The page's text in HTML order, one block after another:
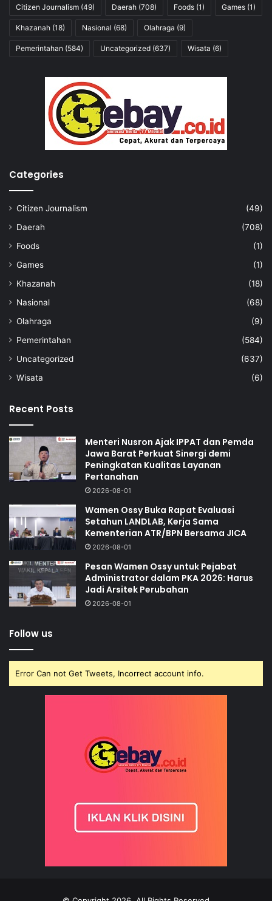
Citizen Journalism (49) Daerah (708) Foods (1) Games (1)
Khazanah (18) Nasional (68) Olahraga (9)
Pemerintahan (584) Uncategorized (637) Wisata (6)
Categories
Citizen Journalism
(49)
Daerah
(708)
Foods
(1)
Games
(1)
Khazanah
(18)
Nasional
(68)
Olahraga
(9)
Pemerintahan
(584)
Uncategorized
(637)
Wisata
(6)
Recent Posts
Menteri Nusron Ajak IPPAT dan Pemda
Jawa Barat Perkuat Sinergi demi
Peningkatan Kualitas Layanan
Pertanahan
2026-08-01
Wamen Ossy Buka Rapat Evaluasi
Setahun LANDLAB, Kerja Sama
Kementerian ATR/BPN Bersama JICA
2026-08-01
Pesan Wamen Ossy untuk Pejabat
Administrator dalam PKA 2026: Harus
Jadi Arsitek Perubahan
2026-08-01
Follow us
Error Can not Get Tweets, Incorrect account info.